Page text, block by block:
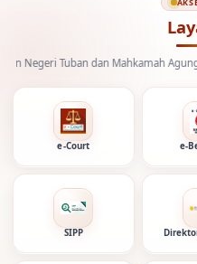
Tuban dan Mahkamah Agung Republik
e-Court e-
SIPP